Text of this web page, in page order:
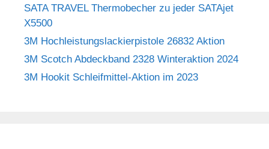
SATA TRAVEL Thermobecher zu jeder SATAjet
X5500
3M Hochleistungslackierpistole 26832 Aktion
3M Scotch Abdeckband 2328 Winteraktion 2024
3M Hookit Schleifmittel-Aktion im 2023